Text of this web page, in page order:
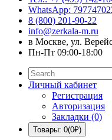
WhatsApp:
8 (800) 201-90-22
info@zerkala-m.ru
в Москве, ул.
Пн-Пт 09:00-18:00
Личный кабинет
Регистрация
Авторизация
Закладки (0)
Товары: 0(0₽)